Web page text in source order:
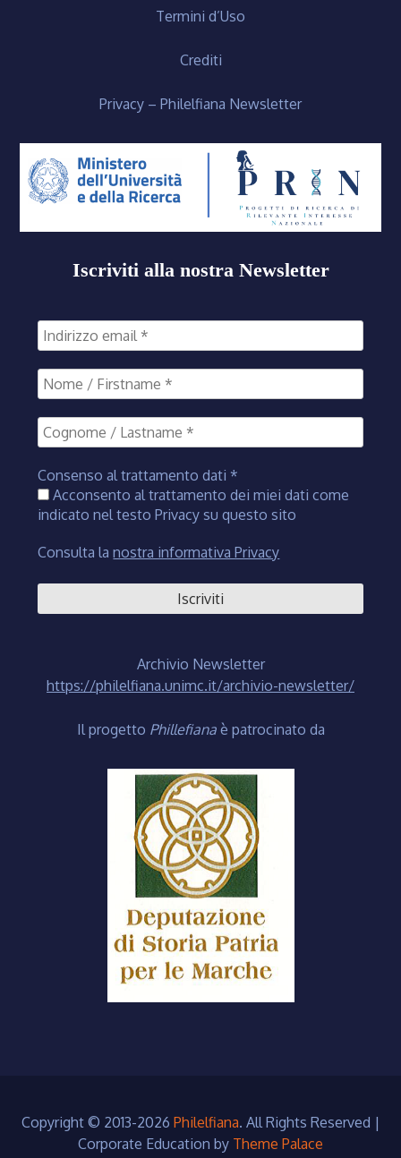
Termini d’Uso
Crediti
Privacy – Philelfiana Newsletter
Iscriviti alla nostra Newsletter
Consenso al trattamento dati *
Acconsento al trattamento dei miei dati come
indicato nel testo Privacy su questo sito
Consulta lanostra informativa Privacy
Archivio Newsletter
https://philelfiana.unimc.it/archivio-newsletter/
Il progetto Phillefiana è patrocinato da
Copyright © 2013-2026 Philelfiana. All Rights Reserved |
Corporate Education by Theme Palace